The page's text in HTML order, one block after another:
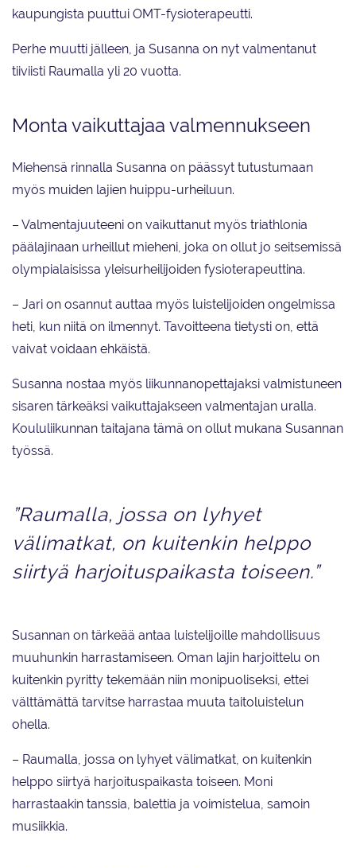
kaupungista puuttui OMT-fysioterapeutti.
Perhe muutti jälleen, ja Susanna on nyt valmentanut
tiiviisti Raumalla yli 20 vuotta.
Monta vaikuttajaa valmennukseen
Miehensä rinnalla Susanna on päässyt tutustumaan
myös muiden lajien huippu-urheiluun.
– Valmentajuuteeni on vaikuttanut myös triathlonia
päälajinaan urheillut mieheni, joka on ollut jo seitsemissä
olympialaisissa yleisurheilijoiden fysioterapeuttina.
– Jari on osannut auttaa myös luistelijoiden ongelmissa
heti, kun niitä on ilmennyt. Tavoitteena tietysti on, että
vaivat voidaan ehkäistä.
Susanna nostaa myös liikunnanopettajaksi valmistuneen
sisaren tärkeäksi vaikuttajakseen valmentajan uralla.
Koululiikunnan taitajana tämä on ollut mukana Susannan
työssä.
”Raumalla, jossa on lyhyet
välimatkat, on kuitenkin helppo
siirtyä harjoituspaikasta toiseen.”
Susannan on tärkeää antaa luistelijoille mahdollisuus
muuhunkin harrastamiseen. Oman lajin harjoittelu on
kuitenkin pyritty tekemään niin monipuoliseksi, ettei
välttämättä tarvitse harrastaa muuta taitoluistelun
ohella.
– Raumalla, jossa on lyhyet välimatkat, on kuitenkin
helppo siirtyä harjoituspaikasta toiseen. Moni
harrastaakin tanssia, balettia ja voimistelua, samoin
musiikkia.